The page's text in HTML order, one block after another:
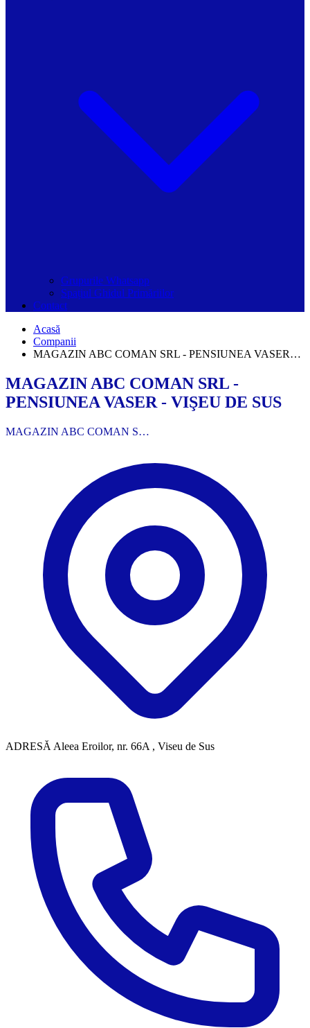
Grupurile Whatsapp
Spațiul Ghidul Primăriilor
Contact
Acasă
Companii
MAGAZIN ABC COMAN SRL - PENSIUNEA VASER…
MAGAZIN ABC COMAN SRL -
PENSIUNEA VASER - VIŞEU DE SUS
MAGAZIN ABC COMAN S…
ADRESĂ Aleea Eroilor, nr. 66A , Viseu de Sus